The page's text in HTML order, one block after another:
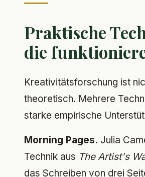
Praktische
die
Kreativitätsforschung ist
theoretisch. Mehrere
starke empirische
Morning Pages. Julia
Technik aus The Artist's
das Schreiben von drei